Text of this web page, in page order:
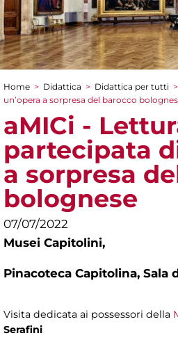
Tu sei qui
Home > Didattica > Didattica per tutti >
un’opera a sorpresa del barocco
aMICi -
partecipata
a sorpresa
bolognese
07/07/2022
Musei Capitolini,
Pinacoteca Capitolina, Sala
Visita dedicata ai possessori della
Serafini